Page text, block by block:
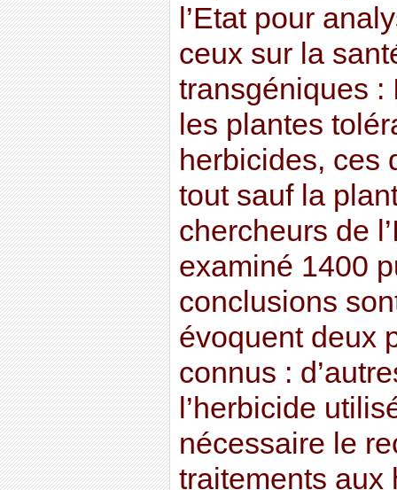
l’Etat pour
ceux sur la
transgéniques :
les plantes
herbicides, ces
tout sauf la
chercheurs de
examiné 1400
conclusions
évoquent deux
connus :
l’herbicide
nécessaire le
traitements aux